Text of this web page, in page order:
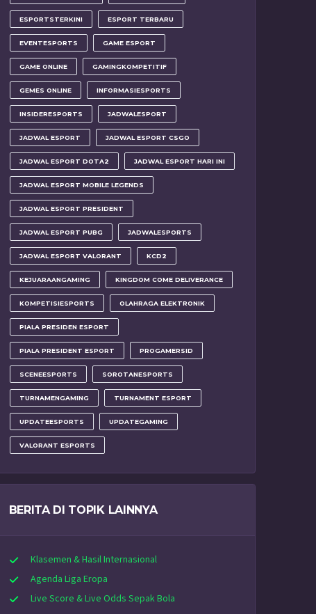
ESPORTSTERKINI ESPORT TERBARU
EVENTESPORTS GAME ESPORT
GAME ONLINE GAMINGKOMPETITIF
GEMES ONLINE INFORMASIESPORTS
INSIDERESPORTS JADWALESPORT
JADWAL ESPORT JADWAL ESPORT CSGO
JADWAL ESPORT DOTA2 JADWAL ESPORT HARI INI
JADWAL ESPORT MOBILE LEGENDS
JADWAL ESPORT PRESIDENT
JADWAL ESPORT PUBG JADWALESPORTS
JADWAL ESPORT VALORANT KCD2
KEJUARAANGAMING KINGDOM COME DELIVERANCE
KOMPETISIESPORTS OLAHRAGA ELEKTRONIK
PIALA PRESIDEN ESPORT
PIALA PRESIDENT ESPORT PROGAMERSID
SCENEESPORTS SOROTANESPORTS
TURNAMENGAMING TURNAMENT ESPORT
UPDATEESPORTS UPDATEGAMING
VALORANT ESPORTS
BERITA DI TOPIK LAINNYA
Klasemen & Hasil Internasional
Agenda Liga Eropa
Live Score & Live Odds Sepak Bola